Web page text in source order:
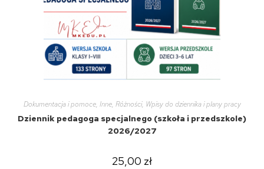
Dokumentacja i pomoce, Inne, Różności, Wpisy do dziennika i plany pracy
Dziennik pedagoga specjalnego (szkoła i przedszkole)
2026/2027
25,00 zł